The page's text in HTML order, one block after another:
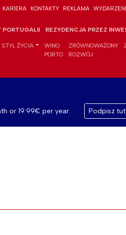
KARIERA KONTAKTY REKLAMA
PORTUGALII REZYDENCJA PRZEZ
STYL ŻYCIA
WINO
PORTO
ZRÓWNOWAŻONY
ROZWÓJ
or 19.99€ per year. Podpisz